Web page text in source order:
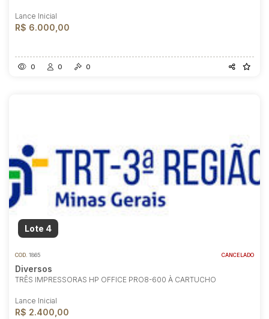
Lance Inicial
R$ 6.000,00
0 0 0
Lote 4
COD. 1865 CANCELADO
Diversos
TRÊS IMPRESSORAS HP OFFICE PRO8-600 À CARTUCHO
Lance Inicial
R$ 2.400,00